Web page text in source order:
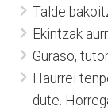
Talde
Ekintzak
Guraso,
Haurrei
dute.